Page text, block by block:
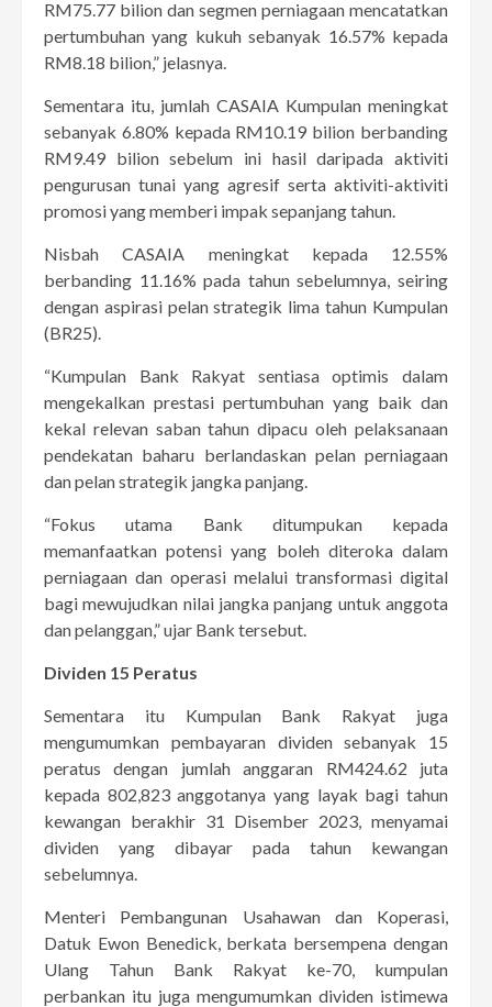
RM75.77 bilion dan segmen perniagaan mencatatkan
pertumbuhan yang kukuh sebanyak 16.57% kepada
RM8.18 bilion,” jelasnya.
Sementara itu, jumlah CASAIA Kumpulan meningkat
sebanyak 6.80% kepada RM10.19 bilion berbanding
RM9.49 bilion sebelum ini hasil daripada aktiviti
pengurusan tunai yang agresif serta aktiviti-aktiviti
promosi yang memberi impak sepanjang tahun.
Nisbah CASAIA meningkat kepada 12.55%
berbanding 11.16% pada tahun sebelumnya, seiring
dengan aspirasi pelan strategik lima tahun Kumpulan
(BR25).
“Kumpulan Bank Rakyat sentiasa optimis dalam
mengekalkan prestasi pertumbuhan yang baik dan
kekal relevan saban tahun dipacu oleh pelaksanaan
pendekatan baharu berlandaskan pelan perniagaan
dan pelan strategik jangka panjang.
“Fokus utama Bank ditumpukan kepada
memanfaatkan potensi yang boleh diteroka dalam
perniagaan dan operasi melalui transformasi digital
bagi mewujudkan nilai jangka panjang untuk anggota
dan pelanggan,” ujar Bank tersebut.
Dividen 15 Peratus
Sementara itu Kumpulan Bank Rakyat juga
mengumumkan pembayaran dividen sebanyak 15
peratus dengan jumlah anggaran RM424.62 juta
kepada 802,823 anggotanya yang layak bagi tahun
kewangan berakhir 31 Disember 2023, menyamai
dividen yang dibayar pada tahun kewangan
sebelumnya.
Menteri Pembangunan Usahawan dan Koperasi,
Datuk Ewon Benedick, berkata bersempena dengan
Ulang Tahun Bank Rakyat ke-70, kumpulan
perbankan itu juga mengumumkan dividen istimewa